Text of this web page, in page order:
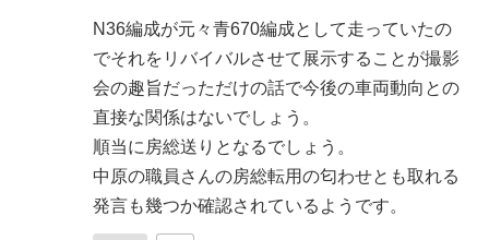
N36編成が元々青670編成として走っていたの
でそれをリバイバルさせて展示することが撮影
会の趣旨だっただけの話で今後の車両動向との
直接な関係はないでしょう。
順当に房総送りとなるでしょう。
中原の職員さんの房総転用の匂わせとも取れる
発言も幾つか確認されているようです。